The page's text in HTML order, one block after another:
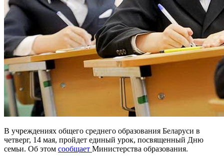
В учреждениях общего среднего образования Беларуси в
четверг, 14 мая, пройдет единый урок, посвященный Дню
семьи. Об этом сообщает Министерства образования.